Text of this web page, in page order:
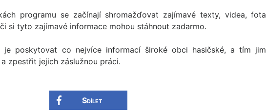
programu se začínají shromažďovat zajímavé texty, videa, fota
si tyto zajímavé informace mohou stáhnout zadarmo.
je poskytovat co nejvíce informací široké obci hasičské, a tím jim
zpestřit jejich záslužnou práci.
Sdílet